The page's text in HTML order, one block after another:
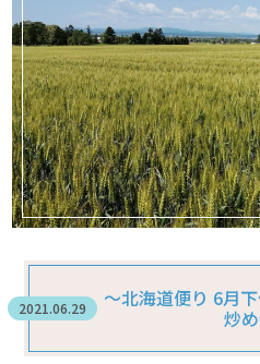
〜北海道便り 6月
炒
2021.06.29